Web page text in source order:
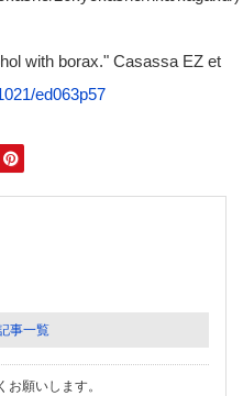
with borax." Casassa EZ et
ed063p57
事一覧
願いします。